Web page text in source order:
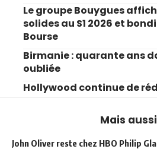
Le groupe Bouygues
solides au S1 2026 et
Bourse
Birmanie : quarante ans
oubliée
Hollywood continue de
Mais
John Oliver reste chez HBO Philip